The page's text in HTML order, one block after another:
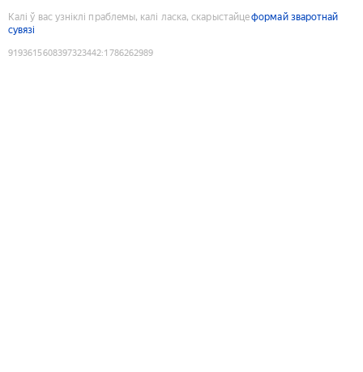
Калі ў вас узніклі праблемы, калі ласка, скарыстайцеформай зваротнай
сувязі
9193615608397323442:1786262989